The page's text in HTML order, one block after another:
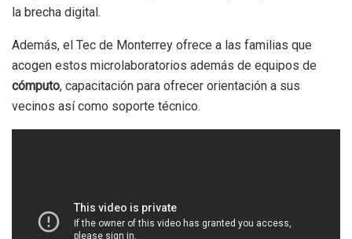
la brecha digital.
Además, el Tec de Monterrey ofrece a las familias que
acogen estos microlaboratorios además de equipos de
cómputo, capacitación para ofrecer orientación a sus
vecinos así como soporte técnico.